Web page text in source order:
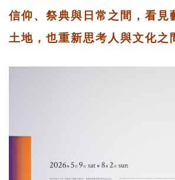
信仰、祭典與日常之間，看見
土地，也重新思考人與文化之